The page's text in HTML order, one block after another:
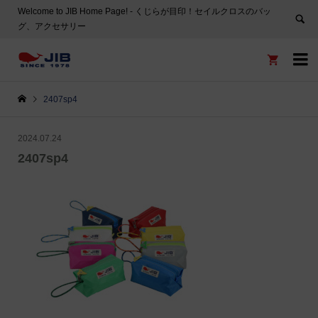
Welcome to JIB Home Page! ‐ くじらが目印！セイルクロスのバッ
グ、アクセサリー


2407sp4
2024.07.24
2407sp4